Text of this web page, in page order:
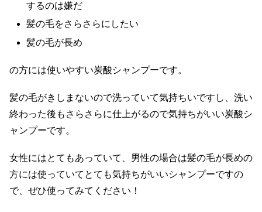
するのは嫌だ
髪の毛をさらさらにしたい
髪の毛が長め
の方には使いやすい炭酸シャンプーです。
髪の毛がきしまないので洗っていて気持ちいですし、洗い
終わった後もさらさらに仕上がるので気持ちがいい炭酸シ
ャンプーです。
女性にはとてもあっていて、男性の場合は髪の毛が長めの
方には使っていてとても気持ちがいいシャンプーですの
で、ぜひ使ってみてください！